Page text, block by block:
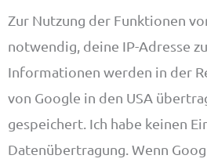
Zur Nutzung der Funktionen
notwendig, deine IP-Adresse
Informationen werden in der
von Google in den USA
gespeichert. Ich habe keinen
Datenübertragung. Wenn